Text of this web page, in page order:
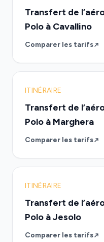
Transfert de
Polo à Cavallino
Comparer les tarifs
ITINÉRAIRE
Transfert de
Polo à Marghera
Comparer les tarifs
ITINÉRAIRE
Transfert de
Polo à Jesolo
Comparer les tarifs